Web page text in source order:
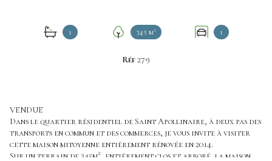
1 345 m² 1
Réf279
VENDUE
Dans le quartier résidentiel de Saint Apollinaire, à deux pas des
transports en commun et des commerces, je vous invite à visiter
cette maison mitoyenne entièrement rénovée en 2014.
Sur un terrain de 345m2
, entièrement clos et arboré, la maison